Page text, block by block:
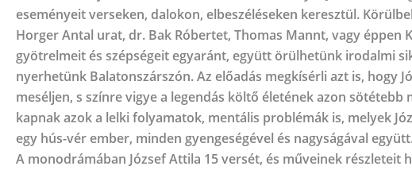
eseményeit verseken, dalokon, elbeszéléseken keresztül.
Horger Antal urat, dr. Bak Róbertet, Thomas Mannt, vagy
gyötrelmeit és szépségeit egyaránt, együtt örülhetünk irodalmi
nyerhetünk Balatonszárszón. Az előadás megkísérli azt is, hogy
meséljen, s színre vigye a legendás költő életének azon
kapnak azok a lelki folyamatok, mentális problémák is, melyek
egy hús-vér ember, minden gyengeségével és nagyságával
A monodrámában József Attila 15 versét, és műveinek részleteit